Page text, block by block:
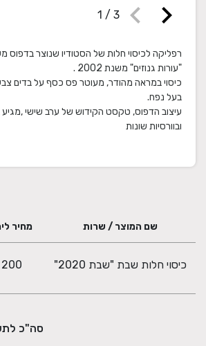
chevron_right
chevron_left
1 / 3
רפליקה לכיסוי חלות של הסטודיו שנוצר בדפוס
כיסוי במראה מהודר, מעוטר פס כסף על בדים
עיצוב הדפוס, טקסט הקידוש של ערב שישי ,מגיע
ובוורסיות שונות
שם המוצר / שרות מחיר
כיסוי חלות שבת "שבת 2020" 200 ₪
סה"כ